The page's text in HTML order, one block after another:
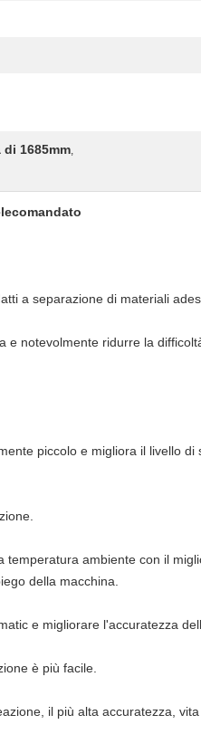
1685mm,
a separazione di materiali
notevolmente ridurre la
piccolo e migliora il livello di
temperatura ambiente con il
della macchina.
e migliorare l'accuratezza
è più facile.
il più alta accuratezza,